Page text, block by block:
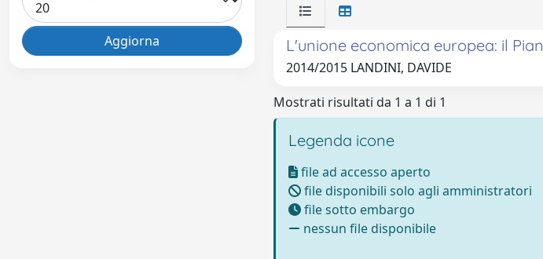
L'unione economica europea: il
2014/2015 LANDINI, DAVIDE
Mostrati risultati da 1 a 1 di 1
Legenda icone
file ad accesso aperto
file disponibili solo agli amministratori
file sotto embargo
nessun file disponibile